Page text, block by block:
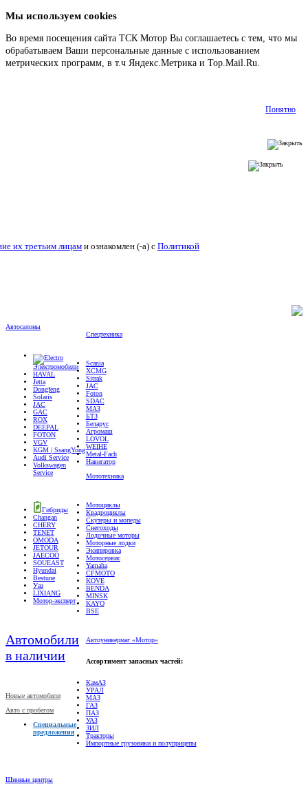
Мы используем cookies
Во время посещения сайта ТСК Мотор Вы соглашаетесь с тем, что мы
обрабатываем Ваши персональные данные с использованием
метрических программ, в т.ч Яндекс.Метрика и Top.Mail.Ru.
Понятно
их третьим лицами ознакомлен (-а) cПолитикой
Автосалоны
Электромобили
HAVAL
Jetta
Dongfeng
Solaris
JAC
GAC
ROX
DEEPAL
FOTON
VGV
KGM | SsangYong
Audi Service
Volkswagen
Service
Гибриды
Changan
CHERY
TENET
OMODA
JETOUR
JAECOO
SOUEAST
Hyundai
Bestune
Уаз
LIXIANG
Мотор-эксперт
Автомобили
в наличии
Новые автомобили
Авто с пробегом
Специальные
предложения
Спецтехника
Scania
XCMG
Sitrak
JAC
Foton
SDAC
МАЗ
БТЗ
Беларус
Агромаш
LOVOL
WEIHE
Metal-Fach
Навигатор
Мототехника
Мотоциклы
Квадроциклы
Скутеры и мопеды
Снегоходы
Лодочные моторы
Моторные лодки
Экипировка
Мотосервис
Yamaha
CFMOTO
KOVE
BENDA
MINSK
KAYO
BSE
Автоунивермаг «Мотор»
Ассортимент запасных частей:
КамАЗ
УРАЛ
МАЗ
ГАЗ
ПАЗ
УАЗ
ЗИЛ
Тракторы
Импортные грузовики и полуприцепы
Шинные центры